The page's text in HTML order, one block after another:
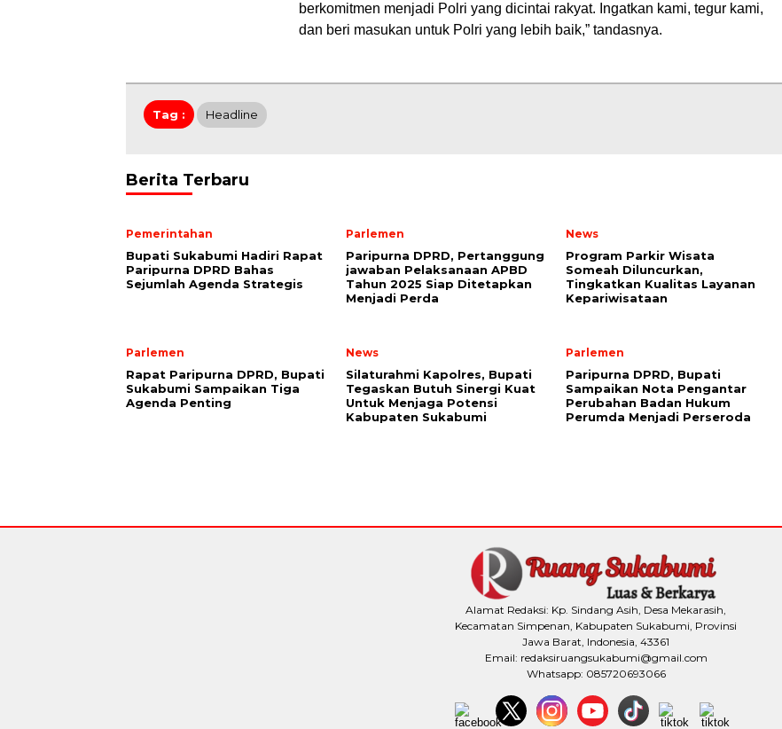
berkomitmen menjadi Polri yang dicintai rakyat. Ingatkan kami, tegur kami,
dan beri masukan untuk Polri yang lebih baik,” tandasnya.
Tag : Headline
Berita Terbaru
Pemerintahan
Bupati Sukabumi Hadiri Rapat
Paripurna DPRD Bahas
Sejumlah Agenda Strategis
Parlemen
Paripurna DPRD, Pertanggung
jawaban Pelaksanaan APBD
Tahun 2025 Siap Ditetapkan
Menjadi Perda
News
Program Parkir Wisata
Someah Diluncurkan,
Tingkatkan Kualitas Layanan
Kepariwisataan
Parlemen
Rapat Paripurna DPRD, Bupati
Sukabumi Sampaikan Tiga
Agenda Penting
News
Silaturahmi Kapolres, Bupati
Tegaskan Butuh Sinergi Kuat
Untuk Menjaga Potensi
Kabupaten Sukabumi
Parlemen
Paripurna DPRD, Bupati
Sampaikan Nota Pengantar
Perubahan Badan Hukum
Perumda Menjadi Perseroda
Alamat Redaksi: Kp. Sindang Asih, Desa Mekarasih,
Kecamatan Simpenan, Kabupaten Sukabumi, Provinsi
Jawa Barat, Indonesia, 43361
Email: redaksiruangsukabumi@gmail.com
Whatsapp: 085720693066